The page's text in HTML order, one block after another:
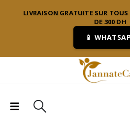
LIVRAISON GRATUITE SUR TOUS
DE 300 DH
📱